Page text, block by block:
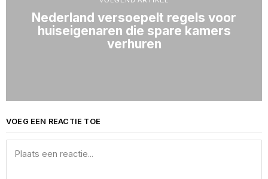
Nederland versoepelt regels voor
huiseigenaren die spare kamers
verhuren
VOEG EEN REACTIE TOE